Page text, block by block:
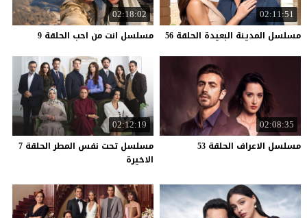
02:11:51
مسلسل المدينة البعيدة الحلقة 56
02:18:02
مسلسل انت من احب الحلقة 9
02:08:35
مسلسل الاعراف الحلقة 53
02:12:19
مسلسل تحت نفس المطر الحلقة 7
الاخيرة